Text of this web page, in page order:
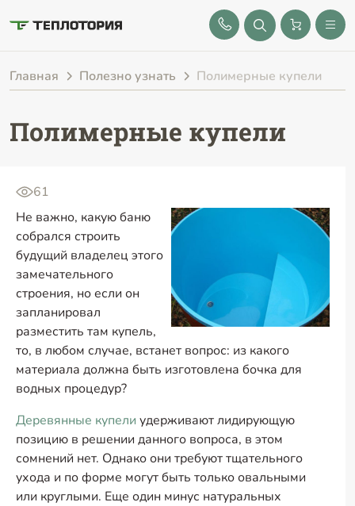
8 (843) 212-25-32
Главная Полезно узнать Полимерные купели
Полимерные купели
61
Не важно, какую баню
собрался строить
будущий владелец этого
замечательного
строения, но если он
запланировал
разместить там купель,
то, в любом случае, встанет вопрос: из какого
материала должна быть изготовлена бочка для
водных процедур?
Деревянные купели удерживают лидирующую
позицию в решении данного вопроса, в этом
сомнений нет. Однако они требуют тщательного
ухода и по форме могут быть только овальными
или круглыми. Еще один минус натуральных